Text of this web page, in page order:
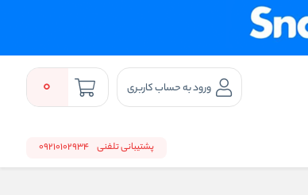
ورود به حساب کاربری 0
پشتیبانی تلفنی 09210102934